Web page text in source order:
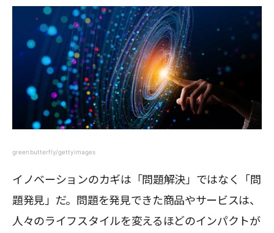
greenbutterfly/gettyimages
イノベーションのカギは「問題解決」ではなく「問
題発見」だ。問題を発見できた商品やサービスは、
人々のライフスタイルを変えるほどのインパクトが